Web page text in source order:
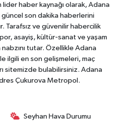
haber kaynağı olarak, Adana
son dakika haberlerini
Tarafsız ve güvenilir habercilik
asayiş, kültür-sanat ve yaşam
tutar. Özellikle Adana
ilgili en son gelişmeleri, maç
sitemizde bulabilirsiniz. Adana
Çukurova Metropol.
Seyhan Hava Durumu